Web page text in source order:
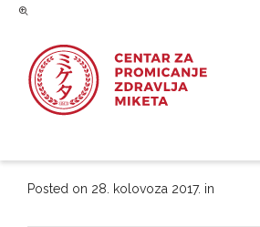
Posted on 28. kolovoza 2017. in